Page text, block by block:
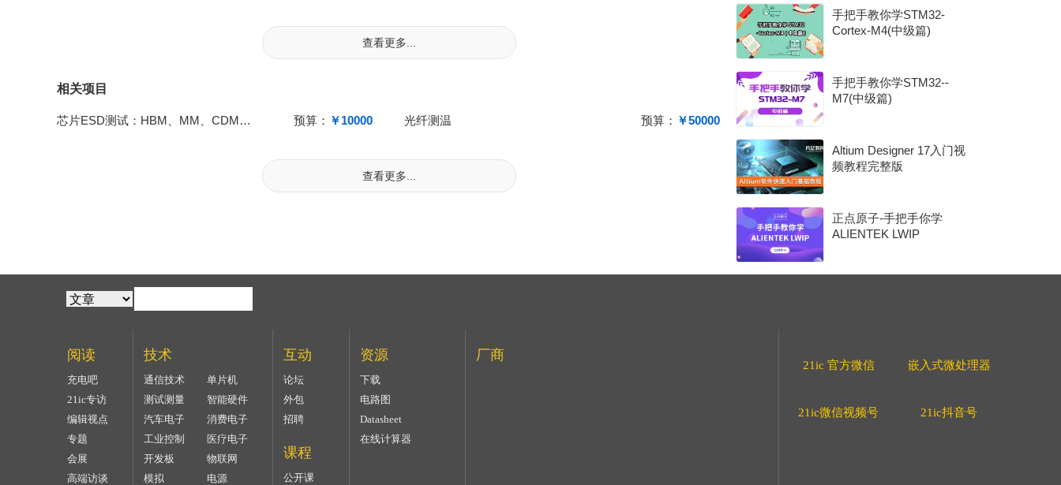
查看更多...
相关项目
芯片ESD测试：HBM、MM、CDM、LU；广电计量检测 预算： ￥10000 光纤测温 预算： ￥50000
查看更多...
手把手教你学STM32-
Cortex-M4(中级篇)
手把手教你学STM32--
M7(中级篇)
Altium Designer 17入门视
频教程完整版
正点原子-手把手你学
ALIENTEK LWIP
阅读
充电吧
21ic专访
编辑视点
专题
会展
高端访谈
技术
通信技术
单片机
测试测量
智能硬件
汽车电子
消费电子
工业控制
医疗电子
开发板
物联网
模拟
电源
互动
论坛
外包
招聘
课程
公开课
资源
下载
电路图
Datasheet
在线计算器
厂商
21ic 官方微信 嵌入式微处理器
21ic微信视频号 21ic抖音号